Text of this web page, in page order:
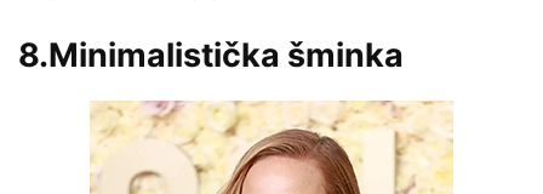
8.Minimalistička šminka